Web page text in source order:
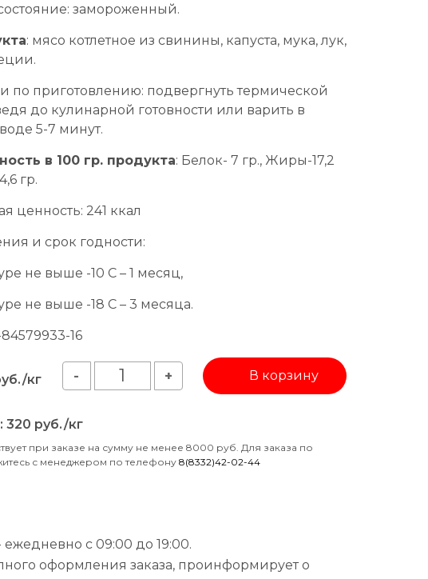
замороженный.
: мясо котлетное из свинины, капуста, мука, лук,
по приготовлению: подвергнуть термической
до кулинарной готовности или варить в
5-7 минут.
в 100 гр. продукта: Белок- 7 гр., Жиры-17,2
гр.
ценность: 241 ккал
и срок годности:
не выше -10 С – 1 месяц,
не выше -18 С – 3 месяца.
84579933-16
кг - + В корзину
320 руб./кг
при заказе на сумму не менее 8000 руб. Для заказа по
с менеджером по телефону 8(8332)42-02-44
с 09:00 до 19:00.
оформления заказа, проинформирует о